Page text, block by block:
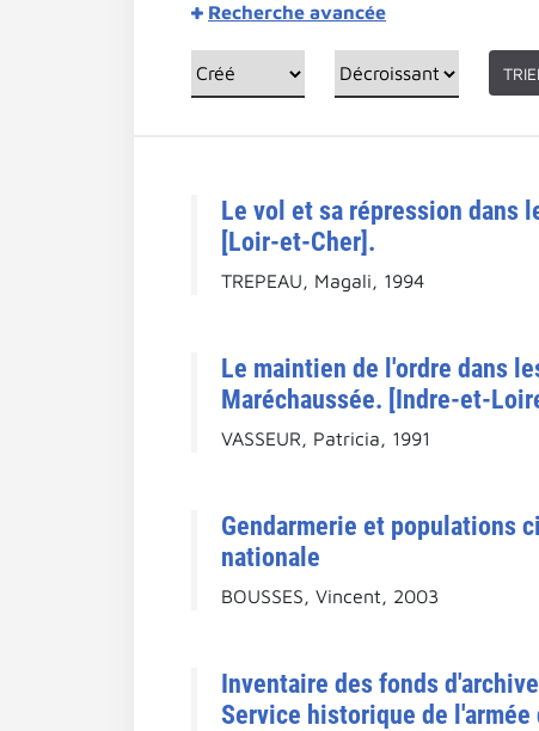
Recherche avancée
Le vol et sa répression dans
[Loir-et-Cher].
TREPEAU, Magali, 1994
Le maintien de l'ordre dans
Maréchaussée. [Indre-et-
VASSEUR, Patricia, 1991
Gendarmerie et populations
nationale
BOUSSES, Vincent, 2003
Inventaire des fonds
Service historique de l'armée